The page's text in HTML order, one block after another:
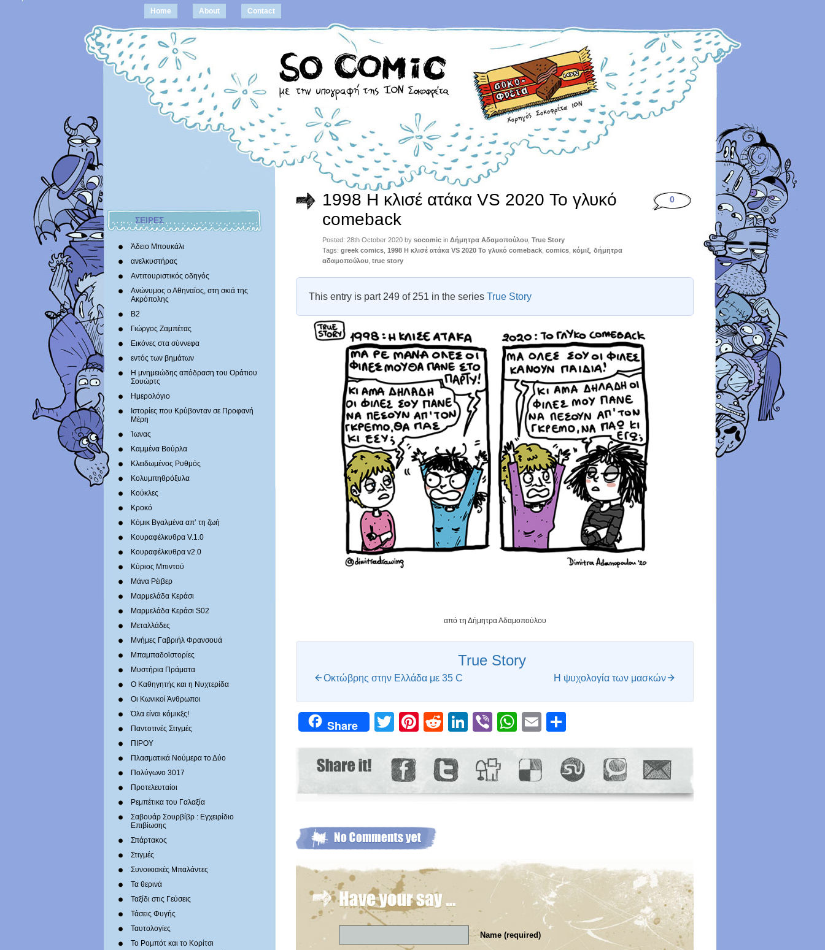
Home About Contact
ΣΕΙΡΕΣ
Άδειο Μπουκάλι
ανελκυστήρας
Αντιτουριστικός οδηγός
Ανώνυμος ο Αθηναίος, στη σκιά της
Ακρόπολης
Β2
Γιώργος Ζαμπέτας
Εικόνες στα σύννεφα
εντός των βημάτων
Η μνημειώδης απόδραση του Οράτιου
Σουώρτς
Ημερολόγιο
Ιστορίες που Κρύβονταν σε Προφανή
Μέρη
Ίωνας
Καμμένα Βούρλα
Κλειδωμένος Ρυθμός
Κολυμπηθρόξυλα
Κούκλες
Κροκό
Κόμικ Βγαλμένα απ’ τη ζωή
Κουραφέλκυθρα V.1.0
Κουραφέλκυθρα v2.0
Κύριος Μπιντού
Μάνα Ρέιβερ
Μαρμελάδα Κεράσι
Μαρμελάδα Κεράσι S02
Μεταλλάδες
Mνήμες Γαβριήλ Φρανσουά
Μπαμπαδοϊστορίες
Μυστήρια Πράματα
Ο Καθηγητής και η Νυχτερίδα
Οι Κωνικοί Άνθρωποι
Όλα είναι κόμικξς!
Παντοτινές Στιγμές
ΠΙΡΟΥ
Πλασματικά Νούμερα το Δύο
Πολύγωνο 3017
Προτελευταίοι
Ρεμπέτικα του Γαλαξία
Σαβουάρ Σουρβίβρ : Εγχειρίδιο
Επιβίωσης
Σπάρτακος
Στιγμές
Συνοικιακές Μπαλάντες
Τα θερινά
Ταξίδι στις Γεύσεις
Τάσεις Φυγής
Ταυτολογίες
Το Ρομπότ και το Κορίτσι
1998 Η κλισέ ατάκα VS 2020 Το γλυκό
comeback
Posted: 28th October 2020 by socomic in Δήμητρα Αδαμοπούλου True Story
Tags: greek comics 1998 Η κλισέ ατάκα VS 2020 Το γλυκό comeback comics κόμιξ δήμητρα
αδαμοπούλου true story
0
This entry is part 249 of 251 in the series True Story
από τη Δήμητρα Αδαμοπούλου
True Story
Οκτώβρης στην Ελλάδα με 35 C H ψυχολογία των μασκών
Share Twitter
Pinterest
RedditLinkedIn
ViberWhatsApp
Email
Name (required)